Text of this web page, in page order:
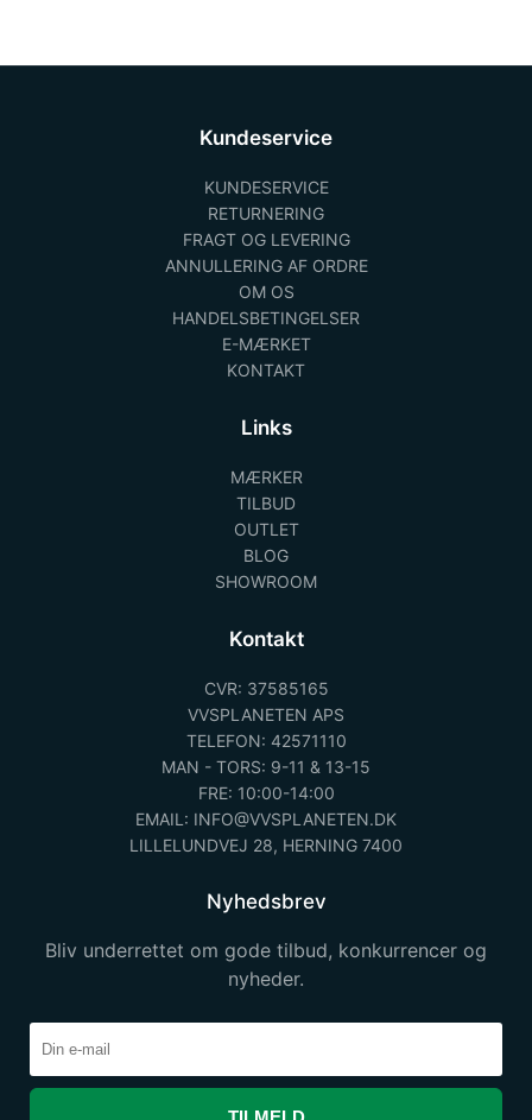
Kundeservice
KUNDESERVICE
RETURNERING
FRAGT OG LEVERING
ANNULLERING AF ORDRE
OM OS
HANDELSBETINGELSER
E-MÆRKET
KONTAKT
Links
MÆRKER
TILBUD
OUTLET
BLOG
SHOWROOM
Kontakt
CVR: 37585165
VVSPLANETEN APS
TELEFON: 42571110
MAN - TORS: 9-11 & 13-15
FRE: 10:00-14:00
EMAIL: INFO@VVSPLANETEN.DK
LILLELUNDVEJ 28, HERNING 7400
Nyhedsbrev
Bliv underrettet om gode tilbud, konkurrencer og
nyheder.